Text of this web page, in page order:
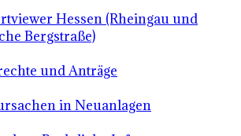
Hessen (Rheingau und
Bergstraße)
und Anträge
in Neuanlagen